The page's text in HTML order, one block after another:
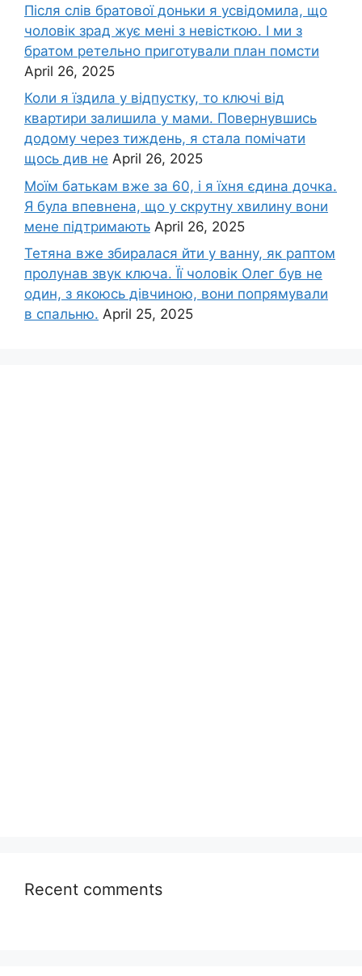
Після слів братової доньки я усвідомила, що
чоловік зpад жує мені з невісткою. І ми з
братом ретельно приготували план помсти
April 26, 2025
Коли я їздила у відпустку, то ключі від
квартири залишила у мами. Повернувшись
додому через тиждень, я стала помічати
щось див не April 26, 2025
Моїм батькам вже за 60, і я їхня єдина дочка.
Я була впевнена, що у скрутну хвилину вони
мене підтримають April 26, 2025
Тетяна вже збиралася йти у ванну, як раптом
пролунав звук ключа. Її чоловік Олег був не
один, з якоюсь дівчиною, вони попрямували
в спальню. April 25, 2025
Recent comments